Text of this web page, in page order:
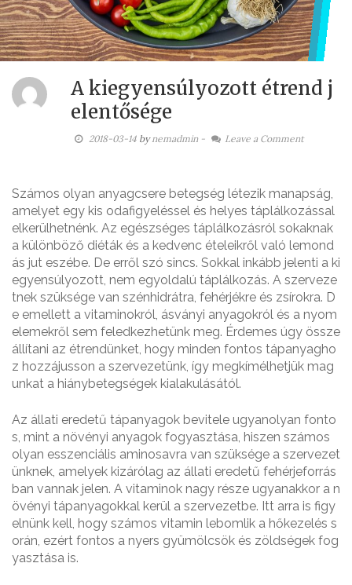
A kiegyensúlyozott étrend j
elentősége
2018-03-14bynemadmin - Leave a Comment
Számos olyan anyagcsere betegség létezik manapság,
amelyet egy kis odafigyeléssel és helyes táplálkozással
elkerülhetnénk. Az egészséges táplálkozásról sokaknak
a különböző diéták és a kedvenc ételeikről való lemond
ás jut eszébe. De erről szó sincs. Sokkal inkább jelenti a ki
egyensúlyozott, nem egyoldalú táplálkozás. A szerveze
tnek szüksége van szénhidrátra, fehérjékre és zsírokra. D
e emellett a vitaminokról, ásványi anyagokról és a nyom
elemekről sem feledkezhetünk meg. Érdemes úgy össze
állítani az étrendünket, hogy minden fontos tápanyagho
z hozzájusson a szervezetünk, így megkímélhetjük mag
unkat a hiánybetegségek kialakulásától.
Az állati eredetű tápanyagok bevitele ugyanolyan fonto
s, mint a növényi anyagok fogyasztása, hiszen számos
olyan esszenciális aminosavra van szüksége a szervezet
ünknek, amelyek kizárólag az állati eredetű fehérjeforrás
ban vannak jelen. A vitaminok nagy része ugyanakkor a n
övényi tápanyagokkal kerül a szervezetbe. Itt arra is figy
elnünk kell, hogy számos vitamin lebomlik a hőkezelés s
orán, ezért fontos a nyers gyümölcsök és zöldségek fog
yasztása is.